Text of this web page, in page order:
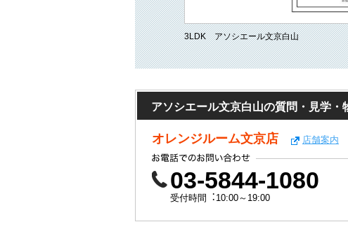
3LDK アソシエール文京白山
アソシエール文京白山の質問・見学・
オレンジルーム文京店 店舗案内
03-5844-1080
受付時間︓10:00～19:00